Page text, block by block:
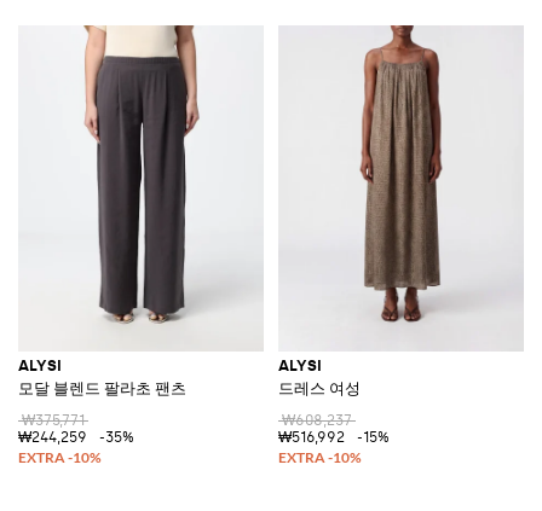
ALYSI
모달 블렌드 팔라초 팬츠
₩375,771
₩244,259
-35%
ALYSI
드레스 여성
₩608,237
₩516,992
-15%